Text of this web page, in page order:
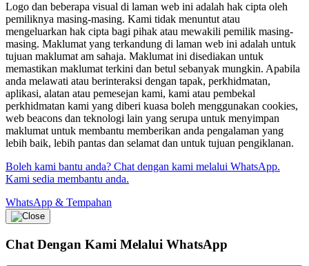
Logo dan beberapa visual di laman web ini adalah hak cipta oleh
pemiliknya masing-masing. Kami tidak menuntut atau
mengeluarkan hak cipta bagi pihak atau mewakili pemilik masing-
masing. Maklumat yang terkandung di laman web ini adalah untuk
tujuan maklumat am sahaja. Maklumat ini disediakan untuk
memastikan maklumat terkini dan betul sebanyak mungkin. Apabila
anda melawati atau berinteraksi dengan tapak, perkhidmatan,
aplikasi, alatan atau pemesejan kami, kami atau pembekal
perkhidmatan kami yang diberi kuasa boleh menggunakan cookies,
web beacons dan teknologi lain yang serupa untuk menyimpan
maklumat untuk membantu memberikan anda pengalaman yang
lebih baik, lebih pantas dan selamat dan untuk tujuan pengiklanan.
Boleh kami bantu anda? Chat dengan kami melalui WhatsApp.
Kami sedia membantu anda.
WhatsApp & Tempahan
Chat Dengan Kami Melalui WhatsApp